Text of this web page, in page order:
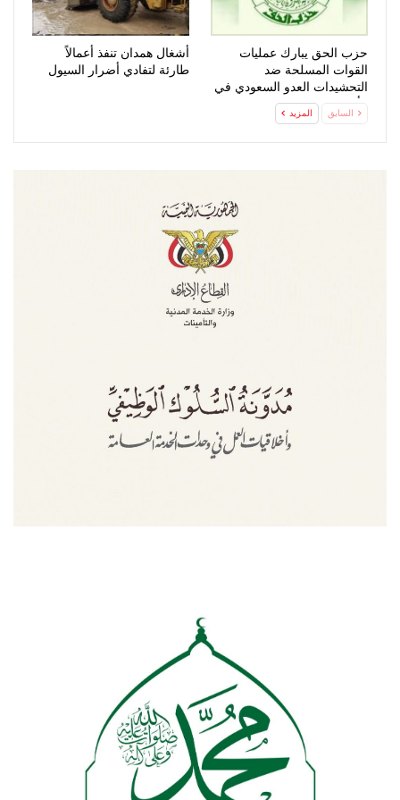
حزب الحق يبارك عمليات
القوات المسلحة ضد
التحشيدات العدو السعودي في
مأرب وحضرموت
أشغال همدان تنفذ أعمالاً
طارئة لتفادي أضرار السيول
السابق المزيد